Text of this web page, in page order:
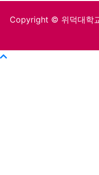
Copyright © 위덕대학